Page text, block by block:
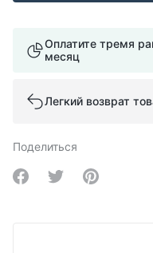
Оплатите тремя
месяц
Легкий возврат
Поделиться
Share on Facebook
Share on Twitter
Share on